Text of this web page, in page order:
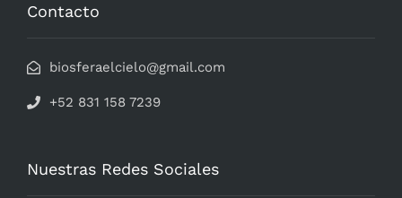
Contacto
biosferaelcielo@gmail.com
+52 831 158 7239
Nuestras Redes Sociales